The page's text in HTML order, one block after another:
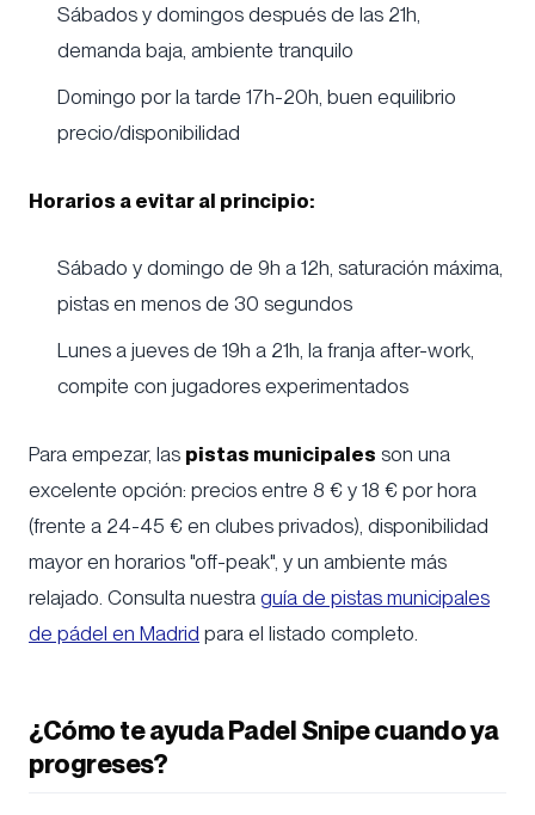
Sábados y domingos después de las 21h,
demanda baja, ambiente tranquilo
Domingo por la tarde 17h-20h, buen equilibrio
precio/disponibilidad
Horarios a evitar al principio:
Sábado y domingo de 9h a 12h, saturación máxima,
pistas en menos de 30 segundos
Lunes a jueves de 19h a 21h, la franja after-work,
compite con jugadores experimentados
Para empezar, las pistas municipales son una
excelente opción: precios entre 8 € y 18 € por hora
(frente a 24-45 € en clubes privados), disponibilidad
mayor en horarios "off-peak", y un ambiente más
relajado. Consulta nuestra guía de pistas municipales
de pádel en Madrid para el listado completo.
¿Cómo te ayuda Padel Snipe cuando ya
progreses?